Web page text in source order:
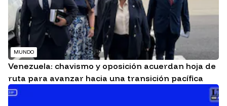
MUNDO
Venezuela: chavismo y oposición acuerdan hoja de
ruta para avanzar hacia una transición pacífica